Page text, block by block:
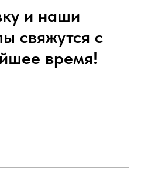
и наши
свяжутся с
время!